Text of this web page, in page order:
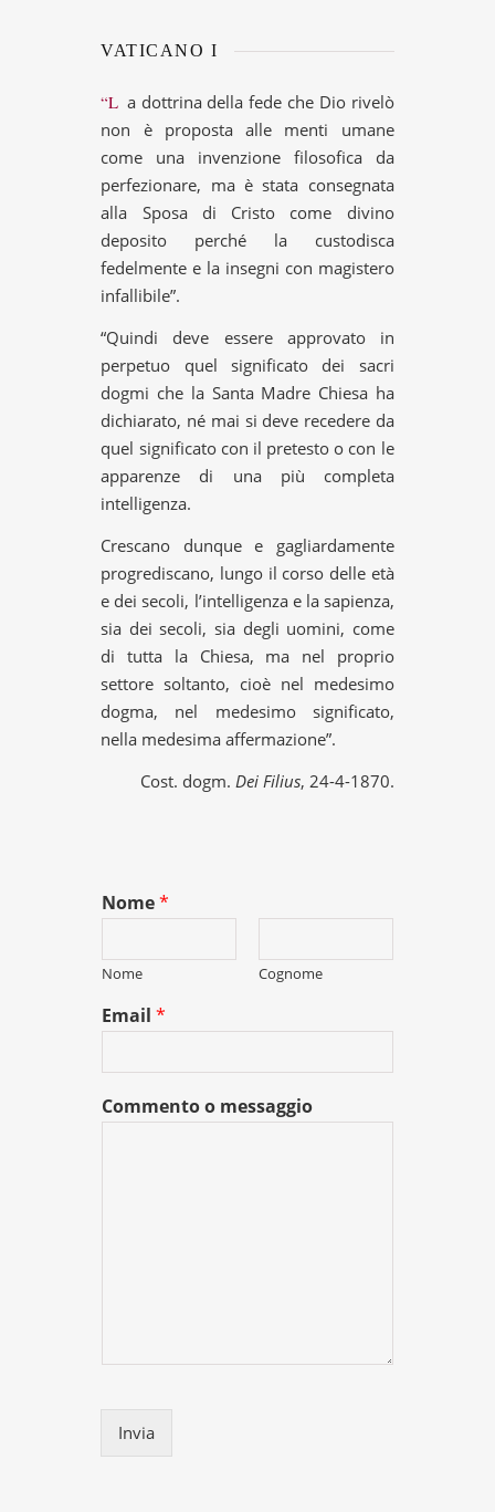
VATICANO I
“La dottrina della fede che Dio rivelò
non è proposta alle menti umane
come una invenzione filosofica da
perfezionare, ma è stata consegnata
alla Sposa di Cristo come divino
deposito perché la custodisca
fedelmente e la insegni con magistero
infallibile”.
“Quindi deve essere approvato in
perpetuo quel significato dei sacri
dogmi che la Santa Madre Chiesa ha
dichiarato, né mai si deve recedere da
quel significato con il pretesto o con le
apparenze di una più completa
intelligenza.
Crescano dunque e gagliardamente
progrediscano, lungo il corso delle età
e dei secoli, l’intelligenza e la sapienza,
sia dei secoli, sia degli uomini, come
di tutta la Chiesa, ma nel proprio
settore soltanto, cioè nel medesimo
dogma, nel medesimo significato,
nella medesima affermazione”.
Cost. dogm. Dei Filius, 24-4-1870.
Nome*
Nome Cognome
Email*
Commento o messaggio
Invia